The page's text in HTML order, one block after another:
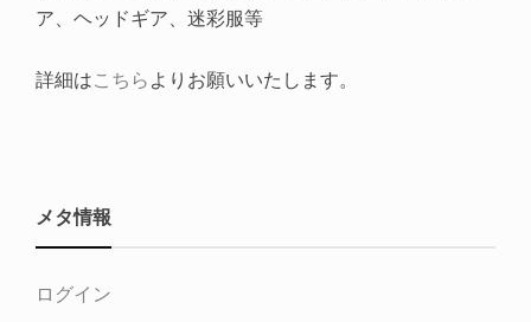
ア、ヘッドギア、迷彩服等
詳細はこちら よりお願いいたします。
メタ情報
ログイン